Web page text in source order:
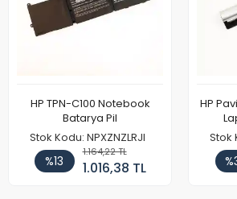
HP TPN-C100 Notebook
Batarya Pil
Stok Kodu: NPXZNZLRJI
%13
1.164,22 TL
1.016,38 TL
HP
Stok